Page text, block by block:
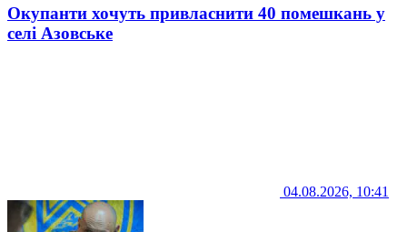
Окупанти хочуть привласнити 40 помешкань у
селі Азовське
04.08.2026, 10:41